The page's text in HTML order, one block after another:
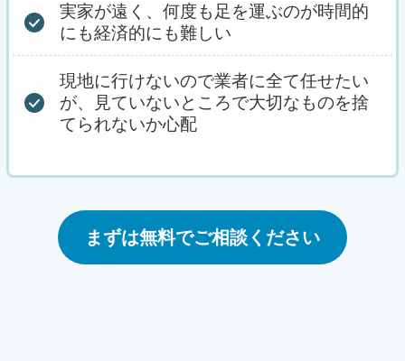
実家が遠く、何度も足を運ぶのが時間的
にも経済的にも難しい
現地に行けないので業者に全て任せたい
が、見ていないところで大切なものを捨
てられないか心配
まずは無料でご相談ください